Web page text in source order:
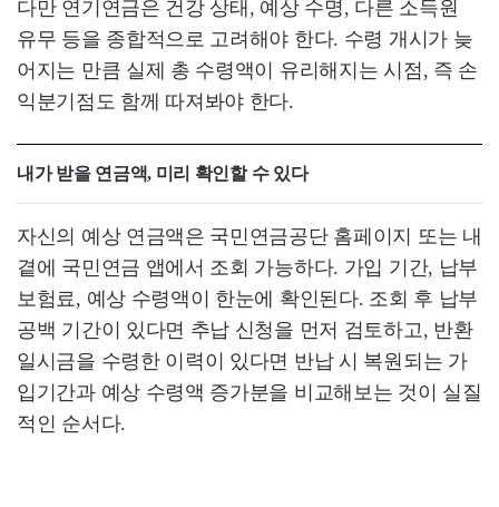
다만 연기연금은 건강 상태, 예상 수명, 다른 소득원
유무 등을 종합적으로 고려해야 한다. 수령 개시가 늦
어지는 만큼 실제 총 수령액이 유리해지는 시점, 즉 손
익분기점도 함께 따져봐야 한다.
내가 받을 연금액, 미리 확인할 수 있다
자신의 예상 연금액은 국민연금공단 홈페이지 또는 내
곁에 국민연금 앱에서 조회 가능하다. 가입 기간, 납부
보험료, 예상 수령액이 한눈에 확인된다. 조회 후 납부
공백 기간이 있다면 추납 신청을 먼저 검토하고, 반환
일시금을 수령한 이력이 있다면 반납 시 복원되는 가
입기간과 예상 수령액 증가분을 비교해보는 것이 실질
적인 순서다.